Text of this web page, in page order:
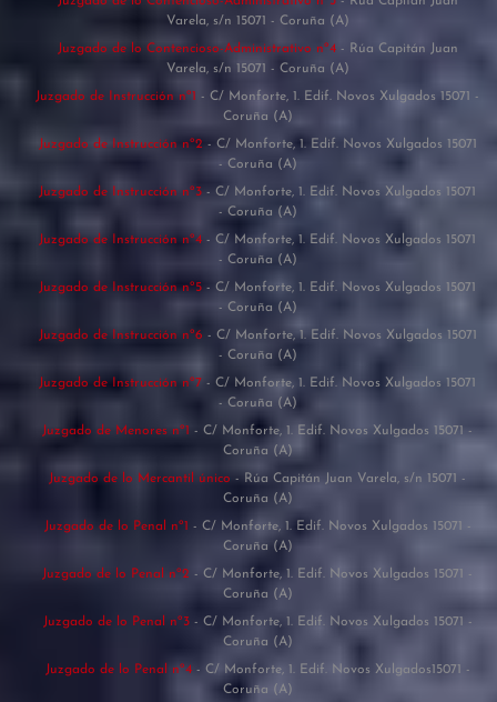
Varela, s/n 15071 - Coruña (A)
Juzgado de lo Contencioso-Administrativo nº4 - Rúa Capitán Juan
Varela, s/n 15071 - Coruña (A)
Juzgado de Instrucción nº1 - C/ Monforte, 1. Edif. Novos Xulgados 15071 -
Coruña (A)
Juzgado de Instrucción nº2 - C/ Monforte, 1. Edif. Novos Xulgados 15071
- Coruña (A)
Juzgado de Instrucción nº3 - C/ Monforte, 1. Edif. Novos Xulgados 15071
- Coruña (A)
Juzgado de Instrucción nº4 - C/ Monforte, 1. Edif. Novos Xulgados 15071
- Coruña (A)
Juzgado de Instrucción nº5 - C/ Monforte, 1. Edif. Novos Xulgados 15071
- Coruña (A)
Juzgado de Instrucción nº6 - C/ Monforte, 1. Edif. Novos Xulgados 15071
- Coruña (A)
Juzgado de Instrucción nº7 - C/ Monforte, 1. Edif. Novos Xulgados 15071
- Coruña (A)
Juzgado de Menores nº1 - C/ Monforte, 1. Edif. Novos Xulgados 15071 -
Coruña (A)
Juzgado de lo Mercantil único - Rúa Capitán Juan Varela, s/n 15071 -
Coruña (A)
Juzgado de lo Penal nº1 - C/ Monforte, 1. Edif. Novos Xulgados 15071 -
Coruña (A)
Juzgado de lo Penal nº2 - C/ Monforte, 1. Edif. Novos Xulgados 15071 -
Coruña (A)
Juzgado de lo Penal nº3 - C/ Monforte, 1. Edif. Novos Xulgados 15071 -
Coruña (A)
Juzgado de lo Penal nº4 - C/ Monforte, 1. Edif. Novos Xulgados15071 -
Coruña (A)